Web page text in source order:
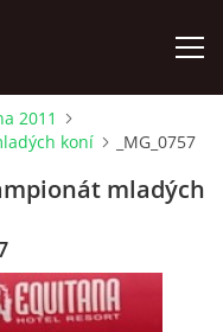
2011
koní
_MG_0757
mladých